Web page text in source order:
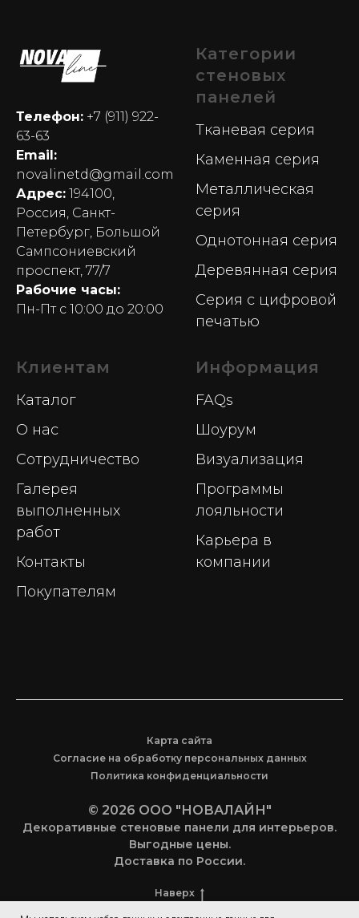
Телефон: +7 (911) 922-
63-63
Email:
novalinetd@gmail.com
Адрес: 194100,
Россия, Санкт-
Петербург, Большой
Сампсониевский
проспект, 77/7
Рабочие часы:
Пн-Пт с 10:00 до 20:00
Категории
стеновых
панелей
Тканевая серия
Каменная серия
Металлическая
серия
Однотонная серия
Деревянная серия
Серия с цифровой
печатью
Клиентам
Каталог
О нас
Сотрудничество
Галерея
выполненных
работ
Контакты
Покупателям
Информация
FAQs
Шоурум
Визуализация
Программы
лояльности
Карьера в
компании
Карта сайта
Согласие на обработку персональных данных
Политика конфиденциальности
© 2026 ООО "НОВАЛАЙН"
Декоративные стеновые панели для интерьеров.
Выгодные цены.
Доставка по России.
Наверх